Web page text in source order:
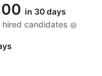
in 30 days
candidates